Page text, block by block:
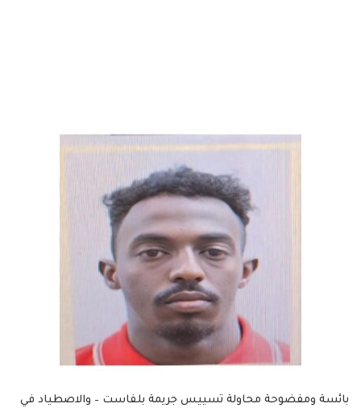
بائسة ومفضوحة محاولة تسييس جريمة بلفاست – والاصطياد في